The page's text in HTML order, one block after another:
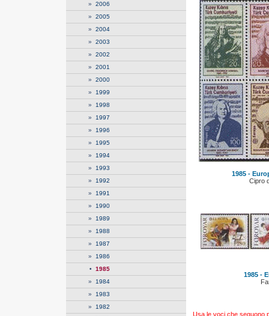
» 2006
» 2005
» 2004
» 2003
» 2002
» 2001
» 2000
» 1999
» 1998
» 1997
» 1996
» 1995
» 1994
» 1993
» 1992
» 1991
» 1990
» 1989
» 1988
» 1987
» 1986
•
1985
» 1984
» 1983
» 1982
1985 -
Cipro
1985 -
Usa le voci che seguono